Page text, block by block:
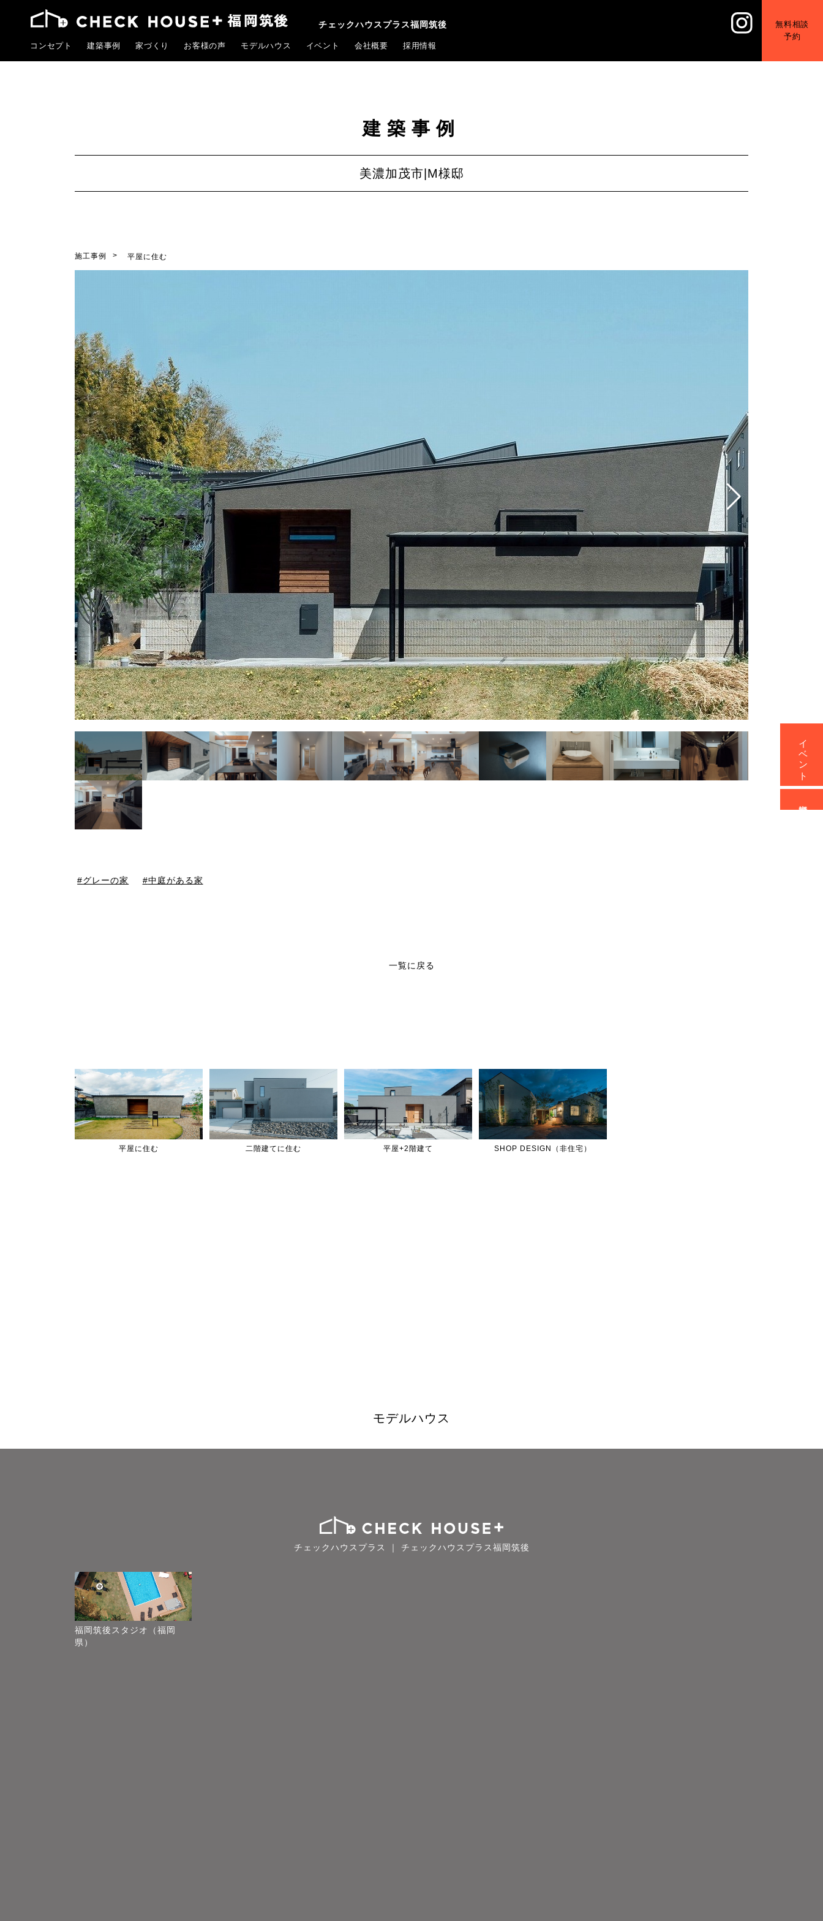
チェックハウスプラス福岡筑後
コンセプト 建築事例 家づくり お客様の声 モデルハウス イベント 会社概要 採用情報
無料相談
予約
建築事例
美濃加茂市|M様邸
施工事例 平屋に住む
グレーの家 中庭がある家
一覧に戻る
平屋に住む 二階建てに住む 平屋+2階建て SHOP DESIGN（非住宅）
モデルハウス
チェックハウスプラス ｜ チェックハウスプラス福岡筑後
福岡筑後スタジオ（福岡
県）
イベント